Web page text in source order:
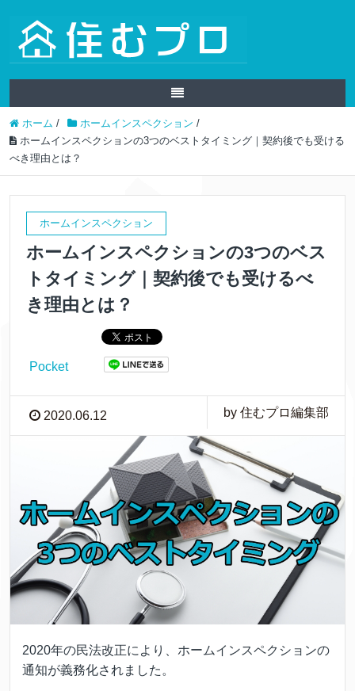
ホーム / ホームインスペクション /
ホームインスペクションの3つのベストタイミング｜契約後でも受ける
べき理由とは？
ホームインスペクション
ホームインスペクションの3つのベス
トタイミング｜契約後でも受けるべ
き理由とは？
Pocket
2020.06.12 by 住むプロ編集部
2020年の民法改正により、ホームインスペクションの
通知が義務化されました。